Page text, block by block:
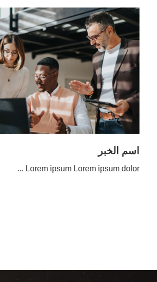
اسم الخبر
Lorem ipsum Lorem ipsum dolor ...